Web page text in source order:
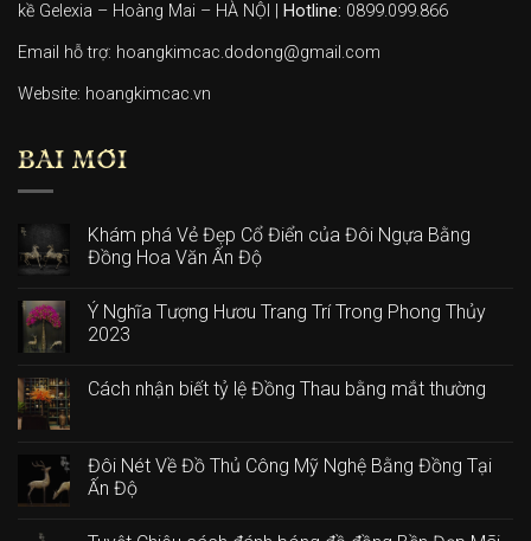
kề Gelexia – Hoàng Mai – HÀ NỘI | Hotline: 0899.099.866
Email hỗ trợ: hoangkimcac.dodong@gmail.com
Website: hoangkimcac.vn
BÀI MỚI
Khám phá Vẻ Đẹp Cổ Điển của Đôi Ngựa Bằng
Đồng Hoa Văn Ấn Độ
Ý Nghĩa Tượng Hươu Trang Trí Trong Phong Thủy
2023
Cách nhận biết tỷ lệ Đồng Thau bằng mắt thường
Đôi Nét Về Đồ Thủ Công Mỹ Nghệ Bằng Đồng Tại
Ấn Độ